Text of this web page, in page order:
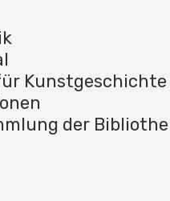
Kunstgeschichte
der